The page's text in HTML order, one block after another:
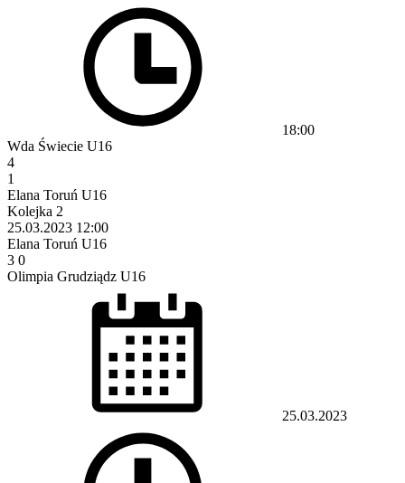
18:00
Wda Świecie U16
4
1
Elana Toruń U16
Kolejka 2
25.03.2023 12:00
Elana Toruń U16
3 0
Olimpia Grudziądz U16
25.03.2023